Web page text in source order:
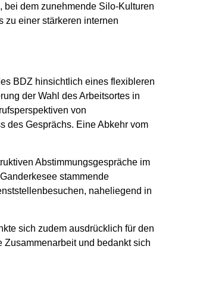
bei dem zunehmende Silo-Kulturen
zu einer stärkeren internen
BDZ hinsichtlich eines flexibleren
der Wahl des Arbeitsortes in
von
des Gesprächs. Eine Abkehr vom
Abstimmungsgespräche im
stammende
naheliegend in
sich zudem ausdrücklich für den
und bedankt sich